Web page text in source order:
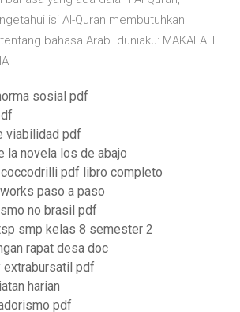
isi Al-Quran membutuhkan
bahasa Arab. duniaku: MAKALAH
sosial pdf
viabilidad pdf
la novela los de abajo
pdf libro completo
paso a paso
no brasil pdf
smp kelas 8 semester 2
rapat desa doc
extrabursatil pdf
harian
pdf